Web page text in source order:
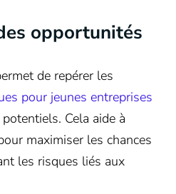
opportunités
de repérer les
pour jeunes entreprises
Cela aide à
maximiser les chances
les risques liés aux